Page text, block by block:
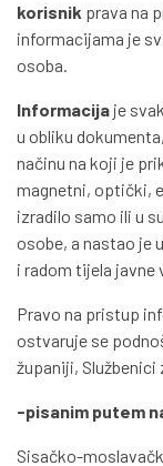
korisnik prava na
informacijama je
osoba.
Informacija je
u obliku
načinu na koji je
magnetni, optički,
izradilo samo ili u
osobe, a nastao je
i radom tijela javne
Pravo na pristup
ostvaruje se
županiji,
-pisanim putem
Sisačko-